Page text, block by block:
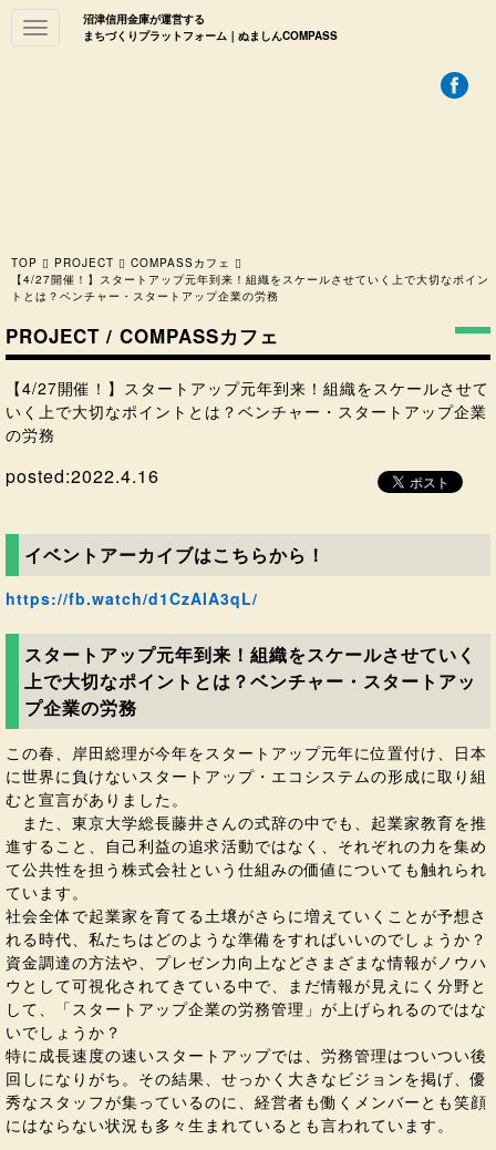
沼津信用金庫が運営する
まちづくりプラットフォーム｜ぬましんCOMPASS
Toggle
navigation
TOP PROJECT
COMPASSカフェ
【4/27開催！】スタートアップ元年到来！組織をスケールさせていく上で大切なポイン
トとは？ベンチャー・スタートアップ企業の労務
PROJECT / COMPASSカフェ
【4/27開催！】スタートアップ元年到来！組織をスケールさせて
いく上で大切なポイントとは？ベンチャー・スタートアップ企業
の労務
posted:2022.4.16
イベントアーカイブはこちらから！
https://fb.watch/d1CzAlA3qL/
スタートアップ元年到来！組織をスケールさせていく
上で大切なポイントとは？ベンチャー・スタートアッ
プ企業の労務
この春、岸田総理が今年をスタートアップ元年に位置付け、日本
に世界に負けないスタートアップ・エコシステムの形成に取り組
むと宣言がありました。
また、東京大学総長藤井さんの式辞の中でも、起業家教育を推
進すること、自己利益の追求活動ではなく、それぞれの力を集め
て公共性を担う株式会社という仕組みの価値についても触れられ
ています。
社会全体で起業家を育てる土壌がさらに増えていくことが予想さ
れる時代、私たちはどのような準備をすればいいのでしょうか？
資金調達の方法や、プレゼン力向上などさまざまな情報がノウハ
ウとして可視化されてきている中で、まだ情報が見えにく分野と
して、「スタートアップ企業の労務管理」が上げられるのではな
いでしょうか？
特に成長速度の速いスタートアップでは、労務管理はついつい後
回しになりがち。その結果、せっかく大きなビジョンを掲げ、優
秀なスタッフが集っているのに、経営者も働くメンバーとも笑顔
にはならない状況も多々生まれているとも言われています。